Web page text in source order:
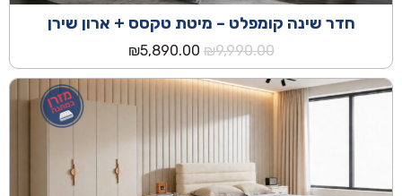
חדר שינה קומפלט – מיטת טקסס + ארון שירן
₪9,990.00
המחיר
המקורי
היה:
₪9,990.00.
₪5,890.00
הנוכחי
הוא:
₪5,890.00.